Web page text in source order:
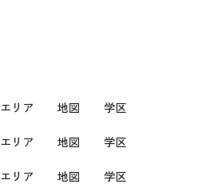
エリア 地図 学区
エリア 地図 学区
エリア 地図 学区